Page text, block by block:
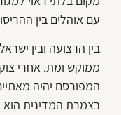
עם אוהלים בין
בין הרצועה ובין
ממוקש ומת. אחרי
המפורסם יהיה
בצמרת המדינית הוא